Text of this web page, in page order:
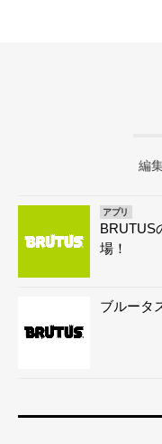
編
アプリ
BRUTUS
場！
ブルータ